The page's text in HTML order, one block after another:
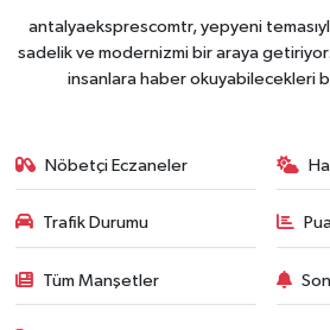
antalyaeksprescomtr, yepyeni
sadelik ve modernizmi bir araya
insanlara haber okuyabilecekleri
Nöbetçi Eczaneler
Trafik Durumu
Tüm Manşetler